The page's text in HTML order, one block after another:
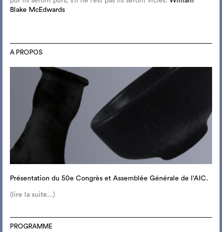
Blake McEdwards
A PROPOS
Présentation du 50e Congrès et Assemblée Générale de l'AIC.
(lire la suite...)
PROGRAMME